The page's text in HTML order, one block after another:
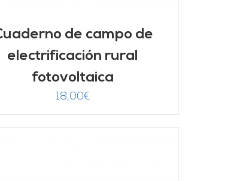
de campo de
electrificación rural
fotovoltaica
18,00€